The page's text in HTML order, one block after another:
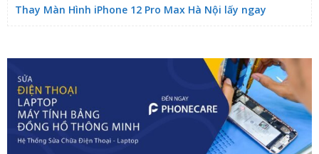
Thay Màn Hình iPhone 12 Pro Max Hà Nội lấy ngay